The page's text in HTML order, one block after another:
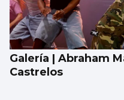
Galería | Abraham
Castrelos